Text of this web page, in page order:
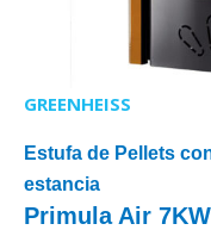
GREENHEISS
Estufa de Pellets
estancia
Primula Air